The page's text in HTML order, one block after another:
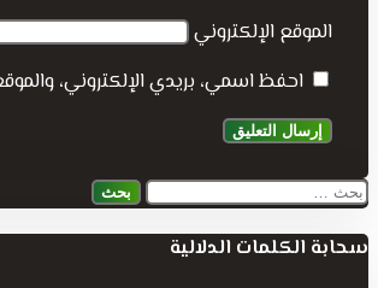
الموقع الإلكتروني
احفظ اسمي، بريدي الإلكتروني،
البحث
سحابة الكلمات الدلالية